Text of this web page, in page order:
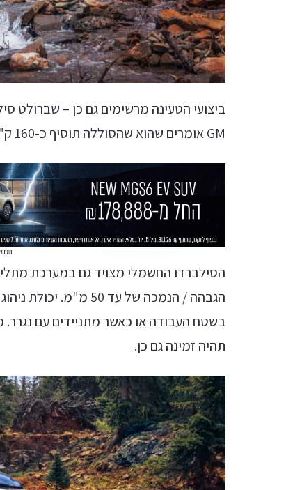
GM אומרים שהוא שהסוללה תוסיף כ-160 ק"מ לטווח הנסיעה בכל 10 דקות טעינה.
הסילברדו החשמלי מצויד גם במערכת
הגבהה / הנמכה של עד
תהיה זמינה גם כן.